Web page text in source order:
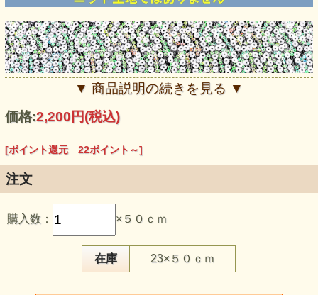
【品 番】la858
【商品名】スパンコール 白系
【価 格】2,000円＋消費税（50cm単位）
【素 材】基布：ポリエステル100％（スパンコール付き）
▼ 商品説明の続きを見る ▼
価格:2,200円(税込)
[ポイント還元 22ポイント～]
注文
購入数： ×５０ｃｍ
在庫 23×５０ｃｍ